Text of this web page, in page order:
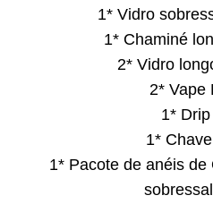
1* Vidro
1* Chaminé
2* Vidro
2* Vape
1*
1*
1* Pacote de anéis